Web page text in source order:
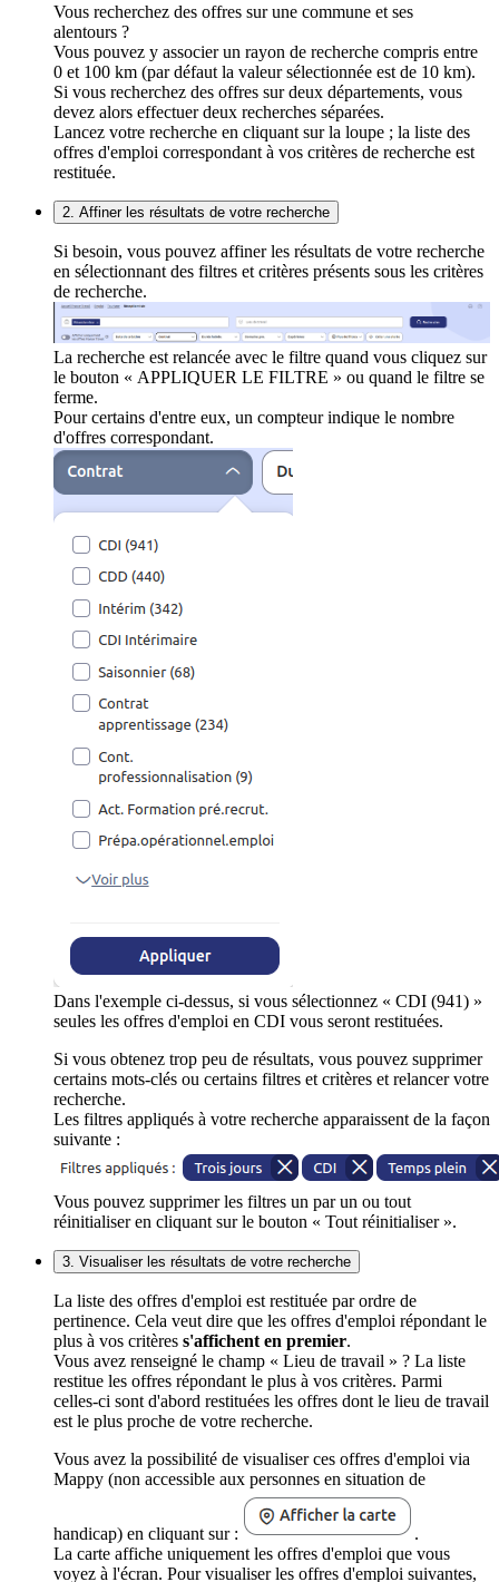
Vous recherchez des offres sur une commune et ses
alentours ?
Vous pouvez y associer un rayon de recherche compris entre
0 et 100 km (par défaut la valeur sélectionnée est de 10 km).
Si vous recherchez des offres sur deux départements, vous
devez alors effectuer deux recherches séparées.
Lancez votre recherche en cliquant sur la loupe ; la liste des
offres d'emploi correspondant à vos critères de recherche est
restituée.
2. Affiner les résultats de votre recherche
Si besoin, vous pouvez affiner les résultats de votre recherche
en sélectionnant des filtres et critères présents sous les critères
de recherche.
La recherche est relancée avec le filtre quand vous cliquez sur
le bouton « APPLIQUER LE FILTRE » ou quand le filtre se
ferme.
Pour certains d'entre eux, un compteur indique le nombre
d'offres correspondant.
Dans l'exemple ci-dessus, si vous sélectionnez « CDI (941) »
seules les offres d'emploi en CDI vous seront restituées.
Si vous obtenez trop peu de résultats, vous pouvez supprimer
certains mots-clés ou certains filtres et critères et relancer votre
recherche.
Les filtres appliqués à votre recherche apparaissent de la façon
suivante :
Vous pouvez supprimer les filtres un par un ou tout
réinitialiser en cliquant sur le bouton « Tout réinitialiser ».
3. Visualiser les résultats de votre recherche
La liste des offres d'emploi est restituée par ordre de
pertinence. Cela veut dire que les offres d'emploi répondant le
plus à vos critères s'affichent en premier.
Vous avez renseigné le champ « Lieu de travail » ? La liste
restitue les offres répondant le plus à vos critères. Parmi
celles-ci sont d'abord restituées les offres dont le lieu de travail
est le plus proche de votre recherche.
Vous avez la possibilité de visualiser ces offres d'emploi via
Mappy (non accessible aux personnes en situation de
handicap) en cliquant sur :
.
La carte affiche uniquement les offres d'emploi que vous
voyez à l'écran. Pour visualiser les offres d'emploi suivantes,